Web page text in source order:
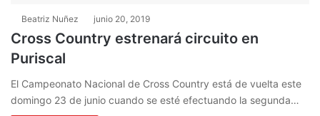
Beatriz Nuñez junio 20, 2019
Cross Country estrenará circuito en
Puriscal
El Campeonato Nacional de Cross Country está de vuelta este
domingo 23 de junio cuando se esté efectuando la segunda…